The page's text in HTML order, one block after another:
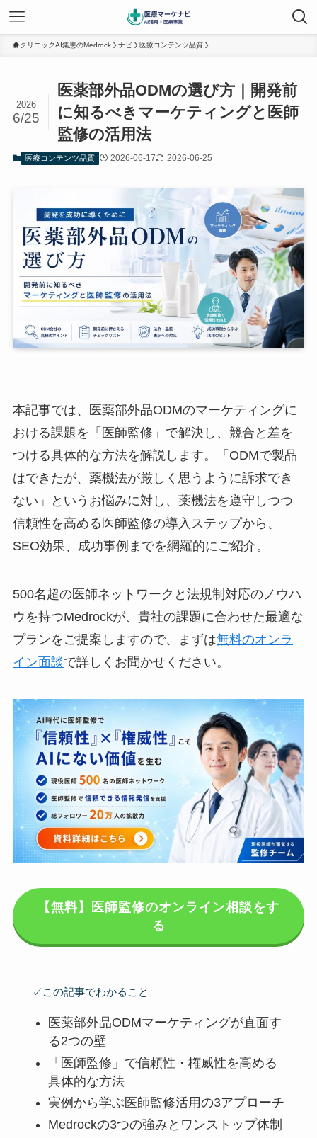
クリニックAI集患のMedrock ナビ 医療コンテンツ品質
医薬部外品ODMの選び方｜開発前
に知るべきマーケティングと医師
監修の活用法
2026
6/25
医療コンテンツ品質 2026-06-17 2026-06-25
本記事では、医薬部外品ODMのマーケティングに
おける課題を「医師監修」で解決し、競合と差を
つける具体的な方法を解説します。「ODMで製品
はできたが、薬機法が厳しく思うように訴求でき
ない」というお悩みに対し、薬機法を遵守しつつ
信頼性を高める医師監修の導入ステップから、
SEO効果、成功事例までを網羅的にご紹介。
500名超の医師ネットワークと法規制対応のノウハ
ウを持つMedrockが、貴社の課題に合わせた最適な
プランをご提案しますので、まずは無料のオンラ
イン面談で詳しくお聞かせください。
【無料】医師監修のオンライン相談をす
る
✓この記事でわかること
医薬部外品ODMマーケティングが直面す
る2つの壁
「医師監修」で信頼性・権威性を高める
具体的な方法
実例から学ぶ医師監修活用の3アプローチ
Medrockの3つの強みとワンストップ体制